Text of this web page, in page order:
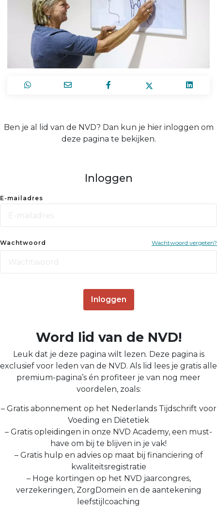
Ben je al lid van de NVD? Dan kun je hier inloggen om
deze pagina te bekijken.
Inloggen
E-mailadres
Wachtwoord Wachtwoord vergeten?
Inloggen
Word lid van de NVD!
Leuk dat je deze pagina wilt lezen. Deze pagina is
exclusief voor leden van de NVD. Als lid lees je gratis alle
premium-pagina’s én profiteer je van nog meer
voordelen, zoals:
– Gratis abonnement op het Nederlands Tijdschrift voor
Voeding en Diëtetiek
– Gratis opleidingen in onze NVD Academy, een must-
have om bij te blijven in je vak!
– Gratis hulp en advies op maat bij financiering of
kwaliteitsregistratie
– Hoge kortingen op het NVD jaarcongres,
verzekeringen, ZorgDomein en de aantekening
leefstijlcoaching